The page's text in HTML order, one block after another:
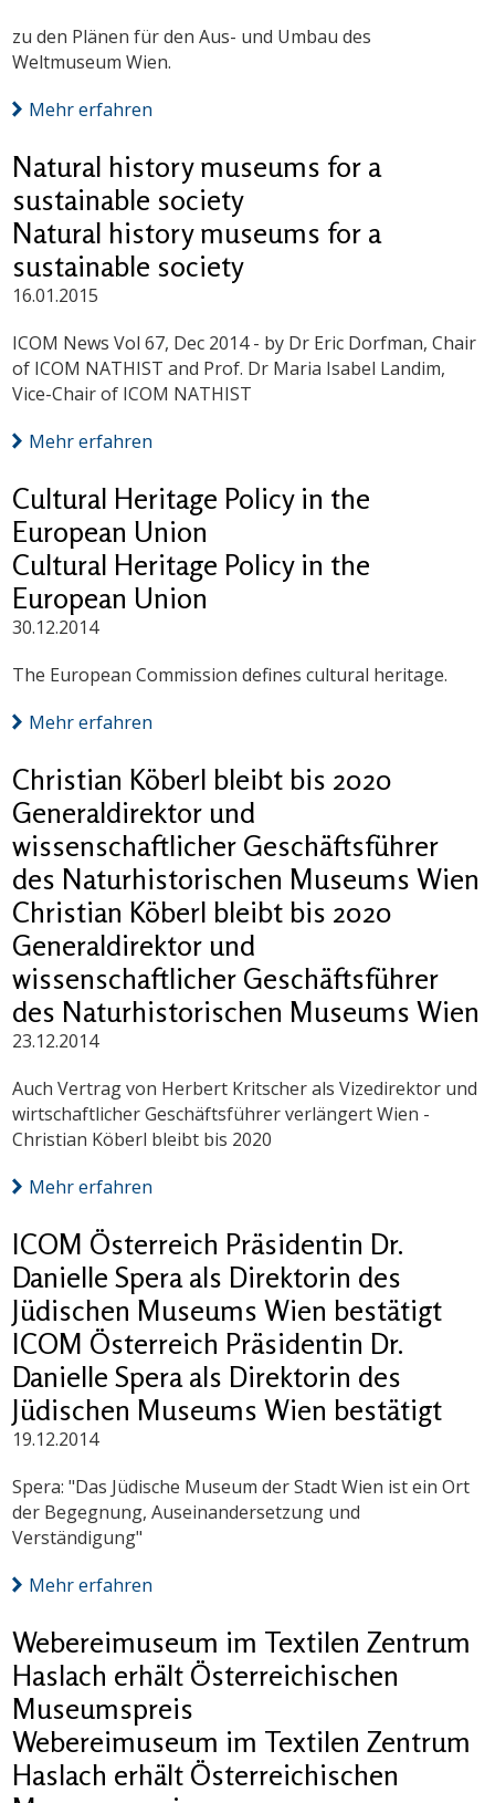
zu den Plänen für den Aus- und Umbau des
Weltmuseum Wien.
Mehr erfahren
Natural history museums for a
sustainable society
Natural history museums for a
sustainable society
16.01.2015
ICOM News Vol 67, Dec 2014 - by Dr Eric Dorfman, Chair
of ICOM NATHIST and Prof. Dr Maria Isabel Landim,
Vice-Chair of ICOM NATHIST
Mehr erfahren
Cultural Heritage Policy in the
European Union
Cultural Heritage Policy in the
European Union
30.12.2014
The European Commission defines cultural heritage.
Mehr erfahren
Christian Köberl bleibt bis 2020
Generaldirektor und
wissenschaftlicher Geschäftsführer
des Naturhistorischen Museums Wien
Christian Köberl bleibt bis 2020
Generaldirektor und
wissenschaftlicher Geschäftsführer
des Naturhistorischen Museums Wien
23.12.2014
Auch Vertrag von Herbert Kritscher als Vizedirektor und
wirtschaftlicher Geschäftsführer verlängert Wien -
Christian Köberl bleibt bis 2020
Mehr erfahren
ICOM Österreich Präsidentin Dr.
Danielle Spera als Direktorin des
Jüdischen Museums Wien bestätigt
ICOM Österreich Präsidentin Dr.
Danielle Spera als Direktorin des
Jüdischen Museums Wien bestätigt
19.12.2014
Spera: "Das Jüdische Museum der Stadt Wien ist ein Ort
der Begegnung, Auseinandersetzung und
Verständigung"
Mehr erfahren
Webereimuseum im Textilen Zentrum
Haslach erhält Österreichischen
Museumspreis
Webereimuseum im Textilen Zentrum
Haslach erhält Österreichischen